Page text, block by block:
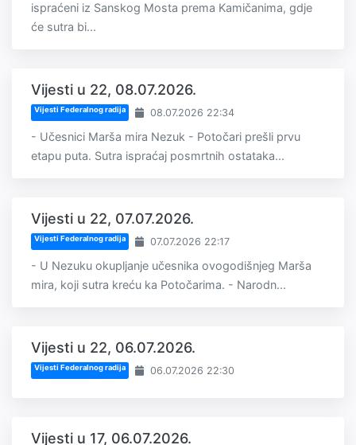
ispraćeni iz Sanskog Mosta prema Kamičanima, gdje
će sutra bi...
Vijesti u 22, 08.07.2026.
Vijesti Federalnog radija 08.07.2026 22:34
- Učesnici Marša mira Nezuk - Potočari prešli prvu
etapu puta. Sutra ispraćaj posmrtnih ostataka...
Vijesti u 22, 07.07.2026.
Vijesti Federalnog radija 07.07.2026 22:17
- U Nezuku okupljanje učesnika ovogodišnjeg Marša
mira, koji sutra kreću ka Potočarima. - Narodn...
Vijesti u 22, 06.07.2026.
Vijesti Federalnog radija 06.07.2026 22:30
Vijesti u 17, 06.07.2026.